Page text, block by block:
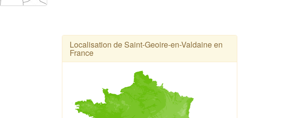
Localisation de Saint-Geoire-en-Valdaine en
France